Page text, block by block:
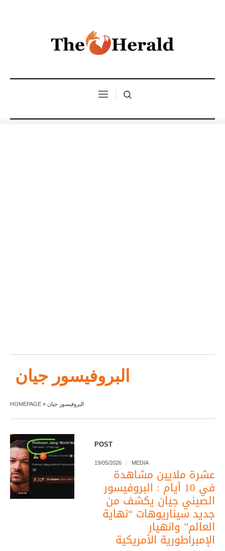
البروفيسور جيان
HOMEPAGE » البروفيسور جيان
POST
19/05/2026 MEDIA
عشرة ملايين مشاهدة
في 10 أيام : البروفيسور
الصيني جيان يكشف من
جديد سيناريوهات “نهاية
العالم” وانهيار
الإمبراطورية الأمريكية